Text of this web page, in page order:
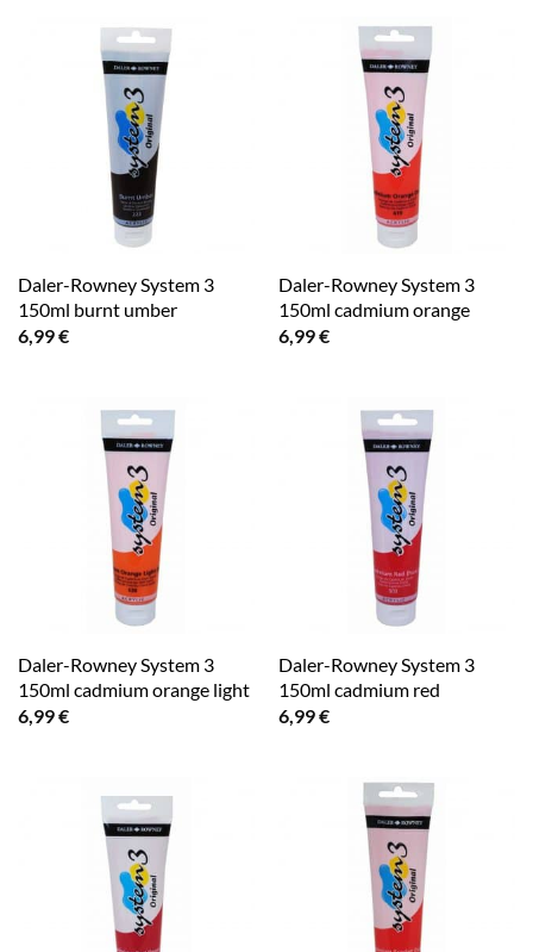
Daler-Rowney System 3
150ml burnt umber
6,99€
Daler-Rowney System 3
150ml cadmium orange
6,99€
Daler-Rowney System 3
150ml cadmium orange light
6,99€
Daler-Rowney System 3
150ml cadmium red
6,99€